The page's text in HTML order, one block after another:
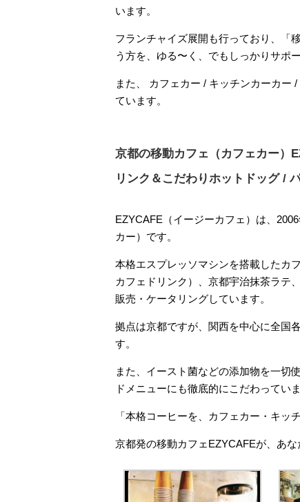
います。
フランチャイズ展開も行っており、「
う方を、ゆる〜く、でもしっかりサポ
また、 カフェカー / キッチンカーカー
ています。
京都の移動カフェ（カフェカー）
リンク＆こだわりホットドッグ /
EZYCAFE（イージーカフェ）は、
カー）です。
本格エスプレッソマシンを搭載したカ
カフェドリンク）、京都宇治抹茶ラテ
販売・ケータリングしています。
拠点は京都ですが、関西を中心に全国
す。
また、イースト菌などの添加物を一切
ドメニューにも徹底的にこだわっていま
「本格コーヒーを、カフェカー・キッ
京都発の移動カフェEZYCAFEが、あな